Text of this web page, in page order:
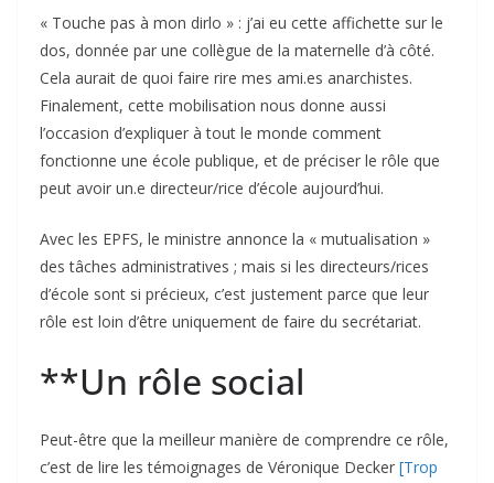
« Touche pas à mon dirlo » : j’ai eu cette affichette sur le
dos, donnée par une collègue de la maternelle d’à côté.
Cela aurait de quoi faire rire mes ami.es anarchistes.
Finalement, cette mobilisation nous donne aussi
l’occasion d’expliquer à tout le monde comment
fonctionne une école publique, et de préciser le rôle que
peut avoir un.e directeur/rice d’école aujourd’hui.
Avec les EPFS, le ministre annonce la « mutualisation »
des tâches administratives ; mais si les directeurs/rices
d’école sont si précieux, c’est justement parce que leur
rôle est loin d’être uniquement de faire du secrétariat.
**Un rôle social
Peut-être que la meilleur manière de comprendre ce rôle,
c’est de lire les témoignages de Véronique Decker [Trop